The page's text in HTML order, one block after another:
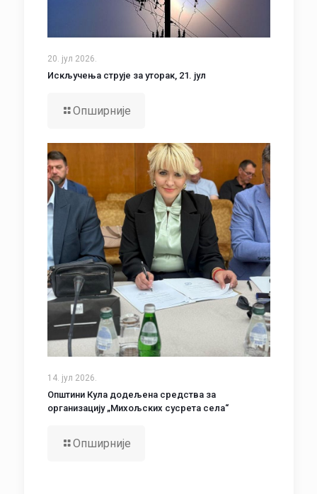
20. јул 2026.
Искључења струје за уторак, 21. јул
Опширније
14. јул 2026.
Општини Кула додељена средства за
организацију „Михољских сусрета села“
Опширније